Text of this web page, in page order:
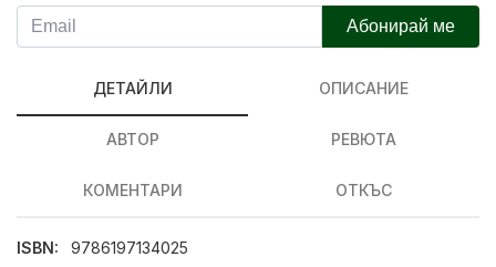
Абонирай ме
ДЕТАЙЛИ ОПИСАНИЕ
АВТОР РЕВЮТА
КОМЕНТАРИ ОТКЪС
ISBN:
9786197134025